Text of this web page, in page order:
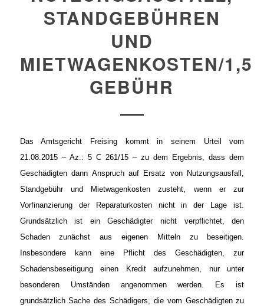
STANDGEBÜHREN
UND
MIETWAGENKOSTEN/1,5
GEBÜHR
Das Amtsgericht Freising kommt in seinem Urteil vom
21.08.2015 – Az.: 5 C 261/15 – zu dem Ergebnis, dass dem
Geschädigten dann Anspruch auf Ersatz von Nutzungsausfall,
Standgebühr und Mietwagenkosten zusteht, wenn er zur
Vorfinanzierung der Reparaturkosten nicht in der Lage ist.
Grundsätzlich ist ein Geschädigter nicht verpflichtet, den
Schaden zunächst aus eigenen Mitteln zu beseitigen.
Insbesondere kann eine Pflicht des Geschädigten, zur
Schadensbeseitigung einen Kredit aufzunehmen, nur unter
besonderen Umständen angenommen werden. Es ist
grundsätzlich Sache des Schädigers, die vom Geschädigten zu